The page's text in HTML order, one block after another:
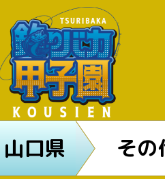
山口県 その